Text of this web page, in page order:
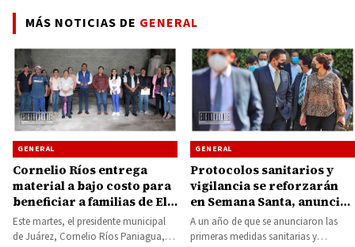
MÁS NOTICIAS DE GENERAL
GENERAL
Cornelio Ríos entrega
material a bajo costo para
beneficiar a familias de El
Rodeo
Este martes, el presidente municipal
de Juárez, Cornelio Ríos Paniagua,
GENERAL
Protocolos sanitarios y
vigilancia se reforzarán
en Semana Santa, anuncia
el Gobernador
A un año de que se anunciaron las
primeras medidas sanitarias y